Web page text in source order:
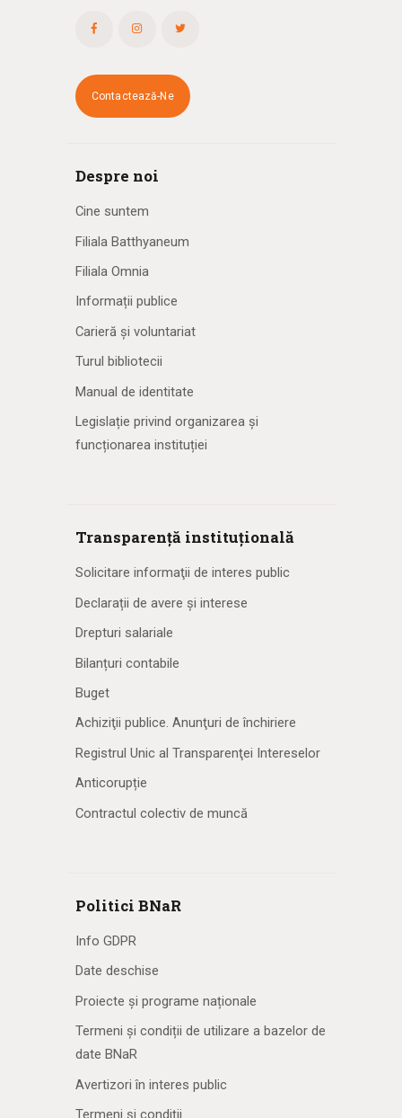
Contactează-Ne
Despre noi
Cine suntem
Filiala Batthyaneum
Filiala Omnia
Informații publice
Carieră și voluntariat
Turul bibliotecii
Manual de identitate
Legislație privind organizarea și
funcționarea instituției
Transparență instituțională
Solicitare informaţii de interes public
Declarații de avere și interese
Drepturi salariale
Bilanțuri contabile
Buget
Achiziţii publice. Anunţuri de închiriere
Registrul Unic al Transparenţei Intereselor
Anticorupție
Contractul colectiv de muncă
Politici BNaR
Info GDPR
Date deschise
Proiecte și programe naționale
Termeni și condiții de utilizare a bazelor de
date BNaR
Avertizori în interes public
Termeni și condiții